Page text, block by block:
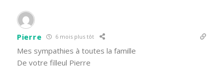
Pierre 6 mois plus tôt
Mes sympathies à toutes la famille
De votre filleul Pierre